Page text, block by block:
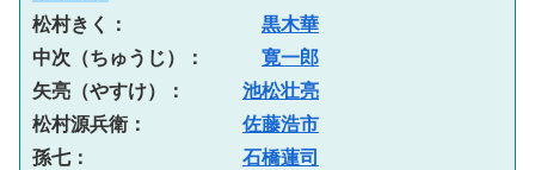
松村きく： 黒木華
中次（ちゅうじ）： 寛一郎
矢亮（やすけ）： 池松壮亮
松村源兵衛： 佐藤浩市
孫七： 石橋蓮司